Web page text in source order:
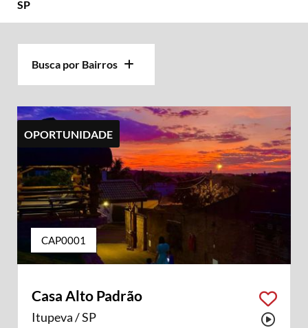
SP
Busca por Bairros
OPORTUNIDADE
CAP0001
Casa Alto Padrão
Itupeva / SP